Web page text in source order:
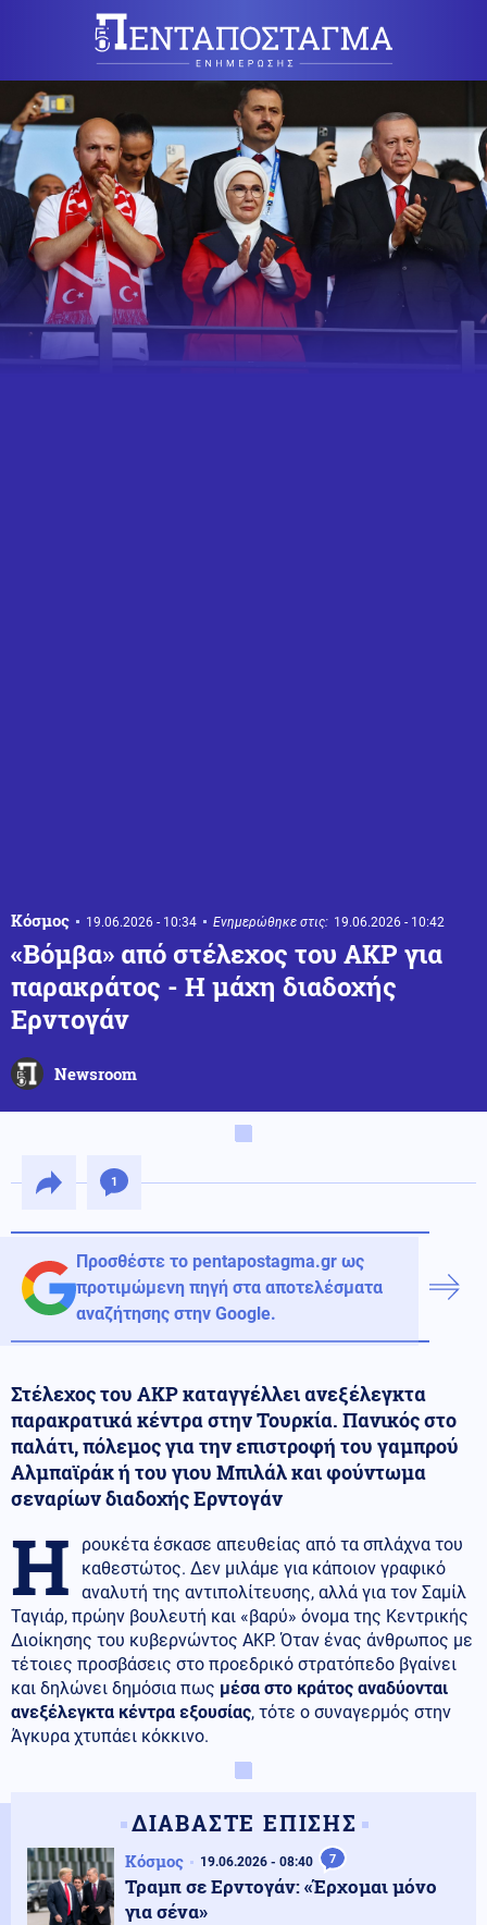
Κόσμος 19.06.2026 - 10:34 Ενημερώθηκε στις: 19.06.2026 - 10:42
«Βόμβα» από στέλεχος του AKP για
παρακράτος - Η μάχη διαδοχής
Ερντογάν
Newsroom
1
Προσθέστε το pentapostagma.gr ως
προτιμώμενη πηγή στα αποτελέσματα
αναζήτησης στην Google.
Στέλεχος του AKP καταγγέλλει ανεξέλεγκτα
παρακρατικά κέντρα στην Τουρκία. Πανικός στο
παλάτι, πόλεμος για την επιστροφή του γαμπρού
Αλμπαϊράκ ή του γιου Μπιλάλ και φούντωμα
σεναρίων διαδοχής Ερντογάν
Η
ρουκέτα έσκασε απευθείας από τα σπλάχνα του
καθεστώτος. Δεν μιλάμε για κάποιον γραφικό
αναλυτή της αντιπολίτευσης, αλλά για τον Σαμίλ
Ταγιάρ, πρώην βουλευτή και «βαρύ» όνομα της Κεντρικής
Διοίκησης του κυβερνώντος AKP. Όταν ένας άνθρωπος με
τέτοιες προσβάσεις στο προεδρικό στρατόπεδο βγαίνει
και δηλώνει δημόσια πως μέσα στο κράτος αναδύονται
ανεξέλεγκτα κέντρα εξουσίας, τότε ο συναγερμός στην
Άγκυρα χτυπάει κόκκινο.
ΔΙΑΒΑΣΤΕ ΕΠΙΣΗΣ
Κόσμος 19.06.2026 - 08:40 7
Τραμπ σε Ερντογάν: «Έρχομαι μόνο
για σένα»